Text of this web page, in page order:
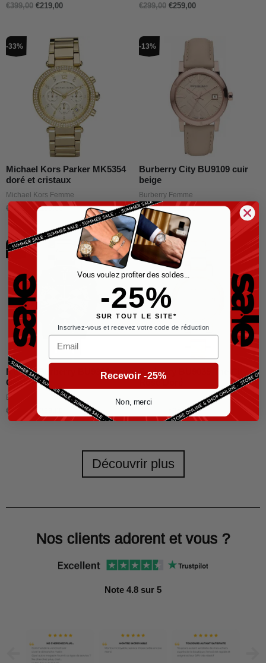
€399,00 €219,00 €299,00 €259,00
-33%
Michael Kors Parker MK5354
doré et cristaux
Michael Kors Femme
€
prix
initial
était :
€299,00.
€199,00
Le
prix
actuel
est :
€199,00.
-13%
Burberry City BU9109 cuir
beige
Burberry Femme
€379,00
initial
était :
€379,00.
€329,00
Le
actuel
est :
€329,00.
-39%
Montre Burberry BU9381
Gris
Burberry Homme
€
Le
€649,00.
€
est :
-40%
Burberry BU9039 The City
Burberry Femme
Le
prix
initial
était :
359,00
Découvrir plus
Nos clients adorent et vous ?
Note 4.8 sur 5
Vous voulez profiter des soldes...
-25%
SUR TOUT LE SITE*
Inscrivez-vous et recevez votre code de réduction
Email
Recevoir -25%
Non, merci